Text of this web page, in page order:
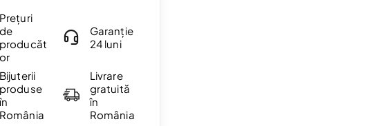
Prețuri
de
producăt
or
Garanție
24 luni
Bijuterii
produse
în
România
Livrare
gratuită
în
România